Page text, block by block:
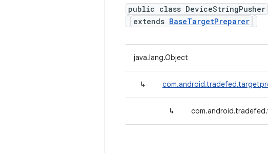
public class DeviceStringPusher
extends BaseTargetPreparer
java.lang.Object
↳
↳